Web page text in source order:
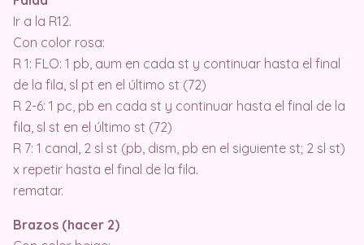
Ir a la R12.
Con color rosa:
R 1: FLO: 1 pb, aum en cada st y continuar hasta el final
de la fila, sl pt en el último st (72)
R 2-6: 1 pc, pb en cada st y continuar hasta el final de la
fila, sl st en el último st (72)
R 7: 1 canal, 2 sl st (pb, dism, pb en el siguiente st; 2 sl st)
x repetir hasta el final de la fila.
rematar.
Brazos (hacer 2)